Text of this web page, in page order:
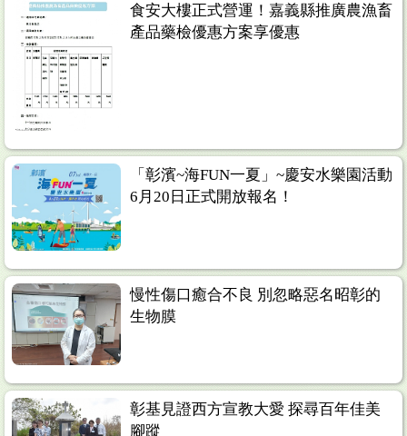
食安大樓正式營運！嘉義縣推廣農漁畜
產品藥檢優惠方案享優惠
「彰濱~海FUN一夏」~慶安水樂園活動
6月20日正式開放報名！
慢性傷口癒合不良 別忽略惡名昭彰的
生物膜
彰基見證西方宣教大愛 探尋百年佳美
腳蹤